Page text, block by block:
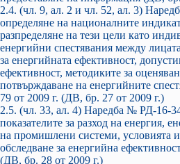
2.4. (чл. 9, ал. 2 и чл. 52, ал. 3)
определяне на националните
разпределяне на тези цели като
енергийни спестявания между
за енергийната ефективност,
ефективност, методиките за
потвърждаване на енергийните
79 от 2009 г. (ДВ, бр. 27 от 2009 г.)
2.5. (чл. 33, ал. 4) Наредба № РД-16-
показателите за разход на енергия,
на промишлени системи, условията
обследване за енергийна
(ДВ, бр. 28 от 2009 г.)